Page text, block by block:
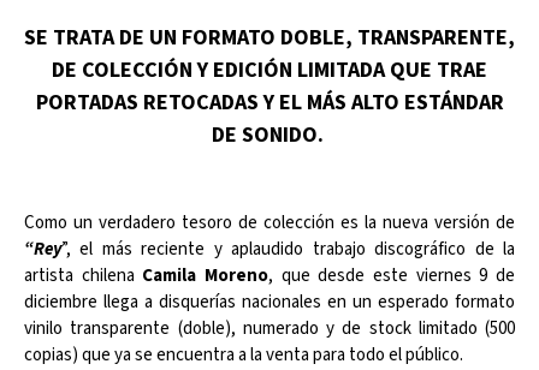
SE TRATA DE UN FORMATO DOBLE, TRANSPARENTE,
DE COLECCIÓN Y EDICIÓN LIMITADA QUE TRAE
PORTADAS RETOCADAS Y EL MÁS ALTO ESTÁNDAR
DE SONIDO.
Como un verdadero tesoro de colección es la nueva versión de
“Rey”, el más reciente y aplaudido trabajo discográfico de la
artista chilena Camila Moreno, que desde este viernes 9 de
diciembre llega a disquerías nacionales en un esperado formato
vinilo transparente (doble), numerado y de stock limitado (500
copias) que ya se encuentra a la venta para todo el público.